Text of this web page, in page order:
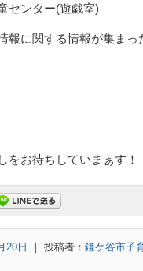
センター(遊戯室)
報に関する情報が集まっ
をお待ちしていまぁす！
20日 ｜ 投稿者： 鎌ケ谷市子